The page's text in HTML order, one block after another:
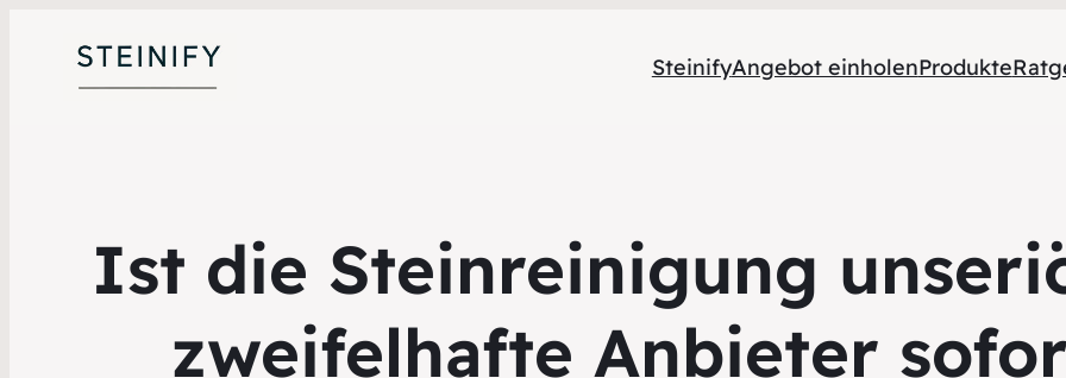
SteinifyAngebot einholenProdukte
Ist die Steinreinigung
zweifelhafte Anbieter